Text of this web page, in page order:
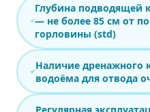
Глубина подводящей
— не более 85 см от
горловины (std)
Наличие дренажного
водоёма для отвода
Регулярная